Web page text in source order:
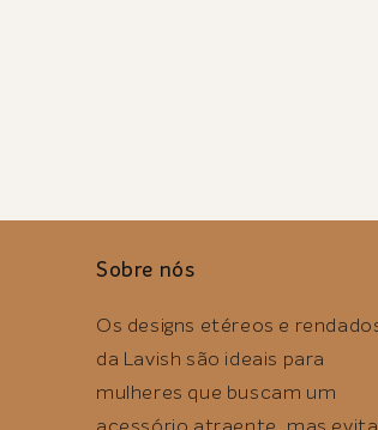
Sobre nós
Os designs etéreos e
da Lavish são ideais para
mulheres que buscam um